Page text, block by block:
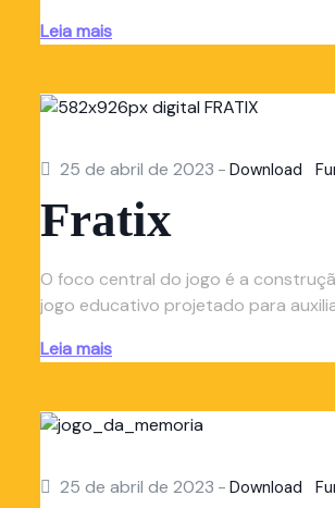
Leia mais
25 de abril de 2023 - Download
Fratix
O foco central do jogo é a
jogo educativo projetado para
Leia mais
25 de abril de 2023 - Download